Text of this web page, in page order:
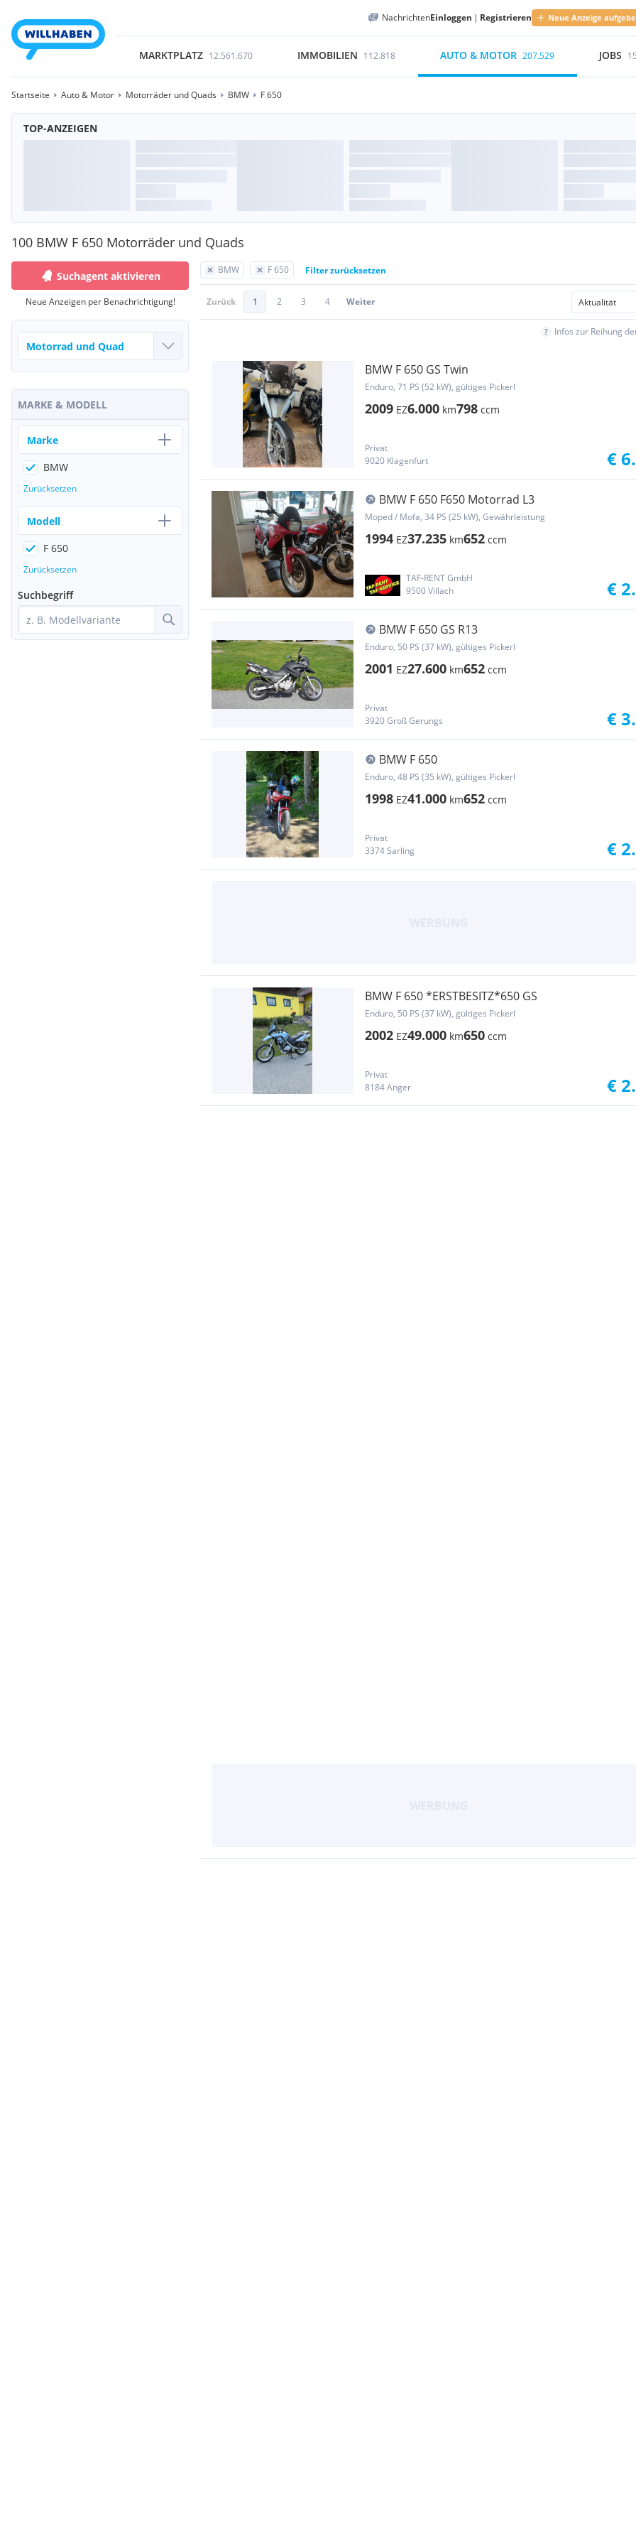
NachrichtenEinloggen | Registrieren Neue Anzeige
MARKTPLATZ 12.561.670 IMMOBILIEN 112.818 AUTO & MOTOR 207.529 JOBS
Startseite Auto & Motor Motorräder und Quads BMW F 650
TOP-ANZEIGEN
100 BMW F 650 Motorräder und Quads
BMW F 650 Filter zurücksetzen
Zurück 1 2 3 4 Weiter
Infos zur Reihung
BMW F 650 GS Twin
Enduro, 71 PS (52 kW), gültiges Pickerl
2009 EZ6.000 km798 ccm
Privat
9020 Klagenfurt
€
BMW F 650 F650 Motorrad L3
Moped / Mofa, 34 PS (25 kW), Gewährleistung
1994 EZ37.235 km652 ccm
TAF-RENT GmbH
9500 Villach
€
BMW F 650 GS R13
Enduro, 50 PS (37 kW), gültiges Pickerl
2001 EZ27.600 km652 ccm
Privat
3920 Groß Gerungs
€
BMW F 650
Enduro, 48 PS (35 kW), gültiges Pickerl
1998 EZ41.000 km652 ccm
Privat
3374 Sarling
€
BMW F 650 *ERSTBESITZ*650 GS
Enduro, 50 PS (37 kW), gültiges Pickerl
2002 EZ49.000 km650 ccm
Privat
8184 Anger
€
Suchagent aktivieren
Neue Anzeigen per Benachrichtigung!
MARKE & MODELL
Marke
BMW
Zurücksetzen
Modell
F 650
Zurücksetzen
Suchbegriff